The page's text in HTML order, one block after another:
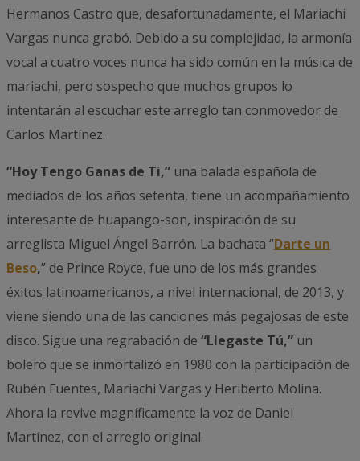
Hermanos Castro que, desafortunadamente, el Mariachi
Vargas nunca grabó. Debido a su complejidad, la armonía
vocal a cuatro voces nunca ha sido común en la música de
mariachi, pero sospecho que muchos grupos lo
intentarán al escuchar este arreglo tan conmovedor de
Carlos Martínez.
“Hoy Tengo Ganas de Ti,” una balada española de
mediados de los años setenta, tiene un acompañamiento
interesante de huapango-son, inspiración de su
arreglista Miguel Ángel Barrón. La bachata “Darte un
Beso,” de Prince Royce, fue uno de los más grandes
éxitos latinoamericanos, a nivel internacional, de 2013, y
viene siendo una de las canciones más pegajosas de este
disco. Sigue una regrabación de “Llegaste Tú,” un
bolero que se inmortalizó en 1980 con la participación de
Rubén Fuentes, Mariachi Vargas y Heriberto Molina.
Ahora la revive magníficamente la voz de Daniel
Martínez, con el arreglo original.